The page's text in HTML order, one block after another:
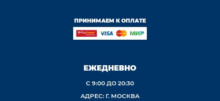
ПРИНИМАЕМ К ОПЛАТЕ
ЕЖЕДНЕВНО
С 9:00 ДО 20:30
АДРЕС: Г. МОСКВА